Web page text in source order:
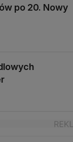
po 20. Nowy